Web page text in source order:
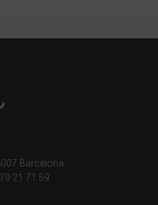
Barcelona
21 71 59